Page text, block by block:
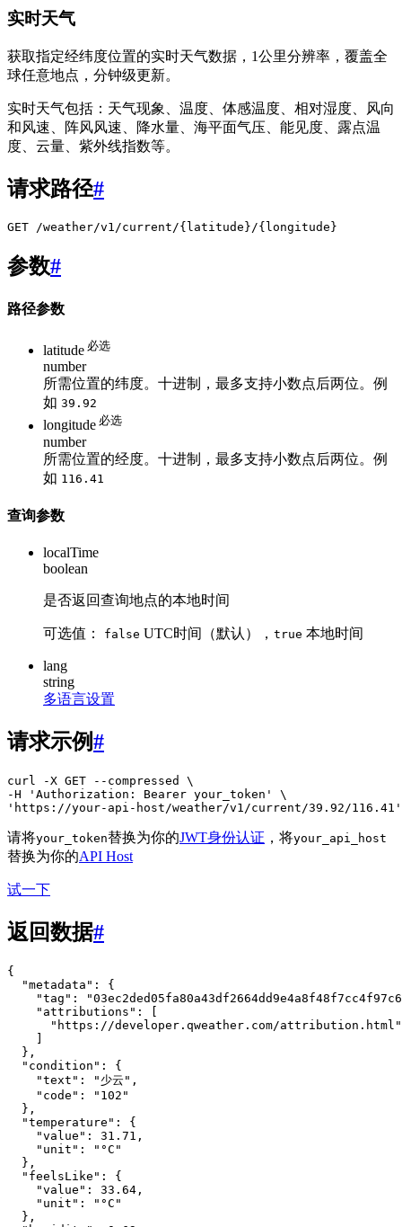
实时天气
获取指定经纬度位置的实时天气数据，1公里分辨率，覆盖全
球任意地点，分钟级更新。
实时天气包括：天气现象、温度、体感温度、相对湿度、风向
和风速、阵风风速、降水量、海平面气压、能见度、露点温
度、云量、紫外线指数等。
请求路径#
GET /weather/v1/current/{latitude}/{longitude}
参数#
路径参数
latitude 必选
number
所需位置的纬度。十进制，最多支持小数点后两位。例
如 39.92
longitude 必选
number
所需位置的经度。十进制，最多支持小数点后两位。例
如 116.41
查询参数
localTime
boolean
是否返回查询地点的本地时间
可选值： false UTC时间（默认）， true 本地时间
lang
string
多语言设置
请求示例#
curl -X GET --compressed \
-H 'Authorization: Bearer your_token' \
'https://your-api-host/weather/v1/current/39.92/116.41'
请将your_token替换为你的JWT身份认证 ，将your_api_host
替换为你的API Host
试一下
返回数据#
{
"metadata" :
{
"tag" :
"attributions" :
[
"https://developer.qweather.com/attribution.html"
]
},
"condition" :
{
"text" : "少云" ,
"code" :
"102"
},
"temperature" :
{
"value" : 31.71 ,
"unit" :
"°C"
},
"feelsLike" :
{
"value" : 33.64 ,
"unit" :
"°C"
},